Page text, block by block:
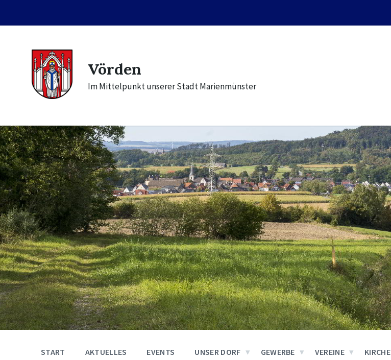
content
main
footer
Vörden
Im Mittelpunkt unserer Stadt Marienmünster
START AKTUELLES EVENTS UNSER DORF GEWERBE VEREINE KIRCHE